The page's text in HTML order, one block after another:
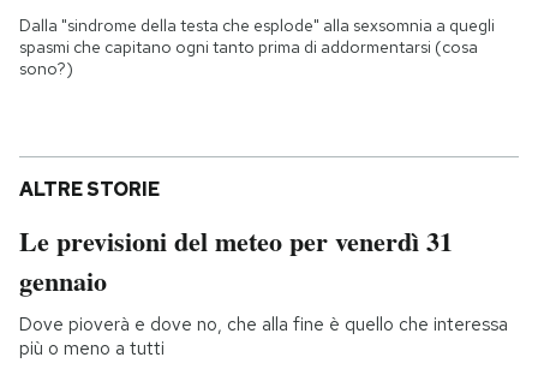
Dalla "sindrome della testa che esplode" alla sexsomnia a quegli
spasmi che capitano ogni tanto prima di addormentarsi (cosa
sono?)
ALTRE STORIE
Le previsioni del meteo per venerdì 31
gennaio
Dove pioverà e dove no, che alla fine è quello che interessa
più o meno a tutti